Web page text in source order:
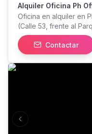
Oficina en alquiler en
(Calle 53, frente al
m² Hermosa vista
baños Área de
Estacionamiento
seguridad 24 horas y
Contactar
Previous slide